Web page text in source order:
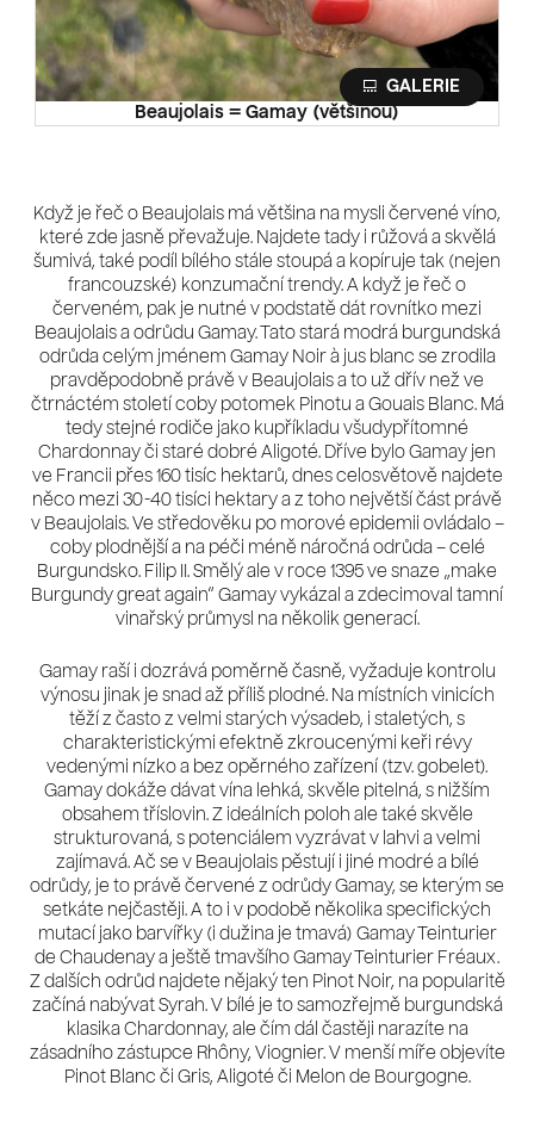
Beaujolais = Gamay (většinou)
Když je řeč o Beaujolais má většina na mysli červené víno,
které zde jasně převažuje. Najdete tady i růžová a skvělá
šumivá, také podíl bílého stále stoupá a kopíruje tak (nejen
francouzské) konzumační trendy. A když je řeč o
červeném, pak je nutné v podstatě dát rovnítko mezi
Beaujolais a odrůdu Gamay. Tato stará modrá burgundská
odrůda celým jménem Gamay Noir à jus blanc se zrodila
pravděpodobně právě v Beaujolais a to už dřív než ve
čtrnáctém století coby potomek Pinotu a Gouais Blanc. Má
tedy stejné rodiče jako kupříkladu všudypřítomné
Chardonnay či staré dobré Aligoté. Dříve bylo Gamay jen
ve Francii přes 160 tisíc hektarů, dnes celosvětově najdete
něco mezi 30-40 tisíci hektary a z toho největší část právě
v Beaujolais. Ve středověku po morové epidemii ovládalo –
coby plodnější a na péči méně náročná odrůda – celé
Burgundsko. Filip II. Smělý ale v roce 1395 ve snaze „make
Burgundy great again“ Gamay vykázal a zdecimoval tamní
vinařský průmysl na několik generací.
Gamay raší i dozrává poměrně časně, vyžaduje kontrolu
výnosu jinak je snad až příliš plodné. Na místních vinicích
těží z často z velmi starých výsadeb, i staletých, s
charakteristickými efektně zkroucenými keři révy
vedenými nízko a bez opěrného zařízení (tzv. gobelet).
Gamay dokáže dávat vína lehká, skvěle pitelná, s nižším
obsahem tříslovin. Z ideálních poloh ale také skvěle
strukturovaná, s potenciálem vyzrávat v lahvi a velmi
zajímavá. Ač se v Beaujolais pěstují i jiné modré a bílé
odrůdy, je to právě červené z odrůdy Gamay, se kterým se
setkáte nejčastěji. A to i v podobě několika specifických
mutací jako barvířky (i dužina je tmavá) Gamay Teinturier
de Chaudenay a ještě tmavšího Gamay Teinturier Fréaux.
Z dalších odrůd najdete nějaký ten Pinot Noir, na popularitě
začíná nabývat Syrah. V bílé je to samozřejmě burgundská
klasika Chardonnay, ale čím dál častěji narazíte na
zásadního zástupce Rhôny, Viognier. V menší míře objevíte
Pinot Blanc či Gris, Aligoté či Melon de Bourgogne.